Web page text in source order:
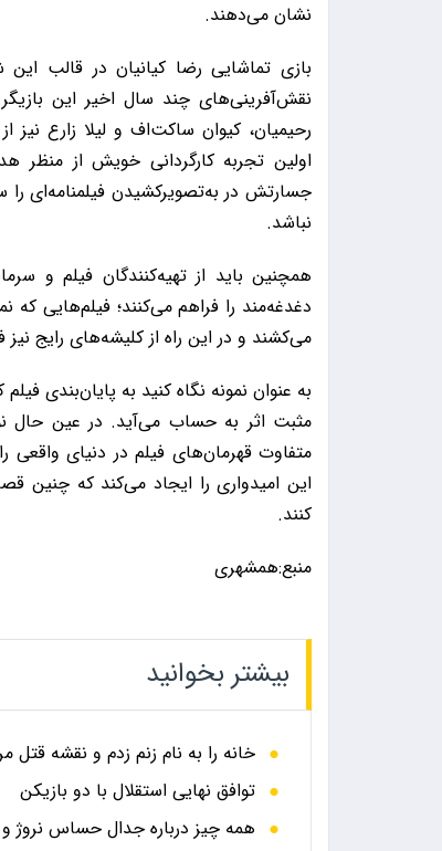
نشان می‌دهند.
بازی تماشایی رضا کیانیان در قالب
نقش‌آفرینی‌های چند سال اخیر این
رحیمیان، کیوان ساکت‌اف و لیلا زارع
اولین تجربه کارگردانی خویش از منظر
جسارتش در به‌تصویرکشیدن فیلمنامه‌ای را
نباشد.
همچنین باید از تهیه‌کنندگان فیلم و
دغدغه‌مند را فراهم می‌کنند؛ فیلم‌هایی که
می‌کشند و در این راه از کلیشه‌های رایج نیز
به عنوان نمونه نگاه کنید به پایان‌بندی
مثبت اثر به حساب می‌آید. در عین حال
متفاوت قهرمان‌های فیلم در دنیای
این امیدواری را ایجاد می‌کند که چنین
کنند.
منبع:همشهری
بیشتر بخوانید
خانه را به نام زنم زدم و نقشه قتل
توافق نهایی استقلال با دو بازیکن
همه چیز درباره جدال حساس نروژ و